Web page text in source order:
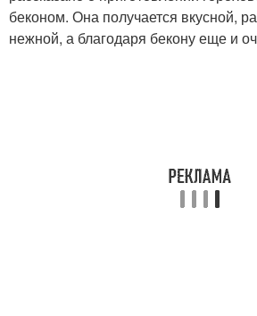
беконом. Она получается вкусной,
нежной, а благодаря бекону еще и